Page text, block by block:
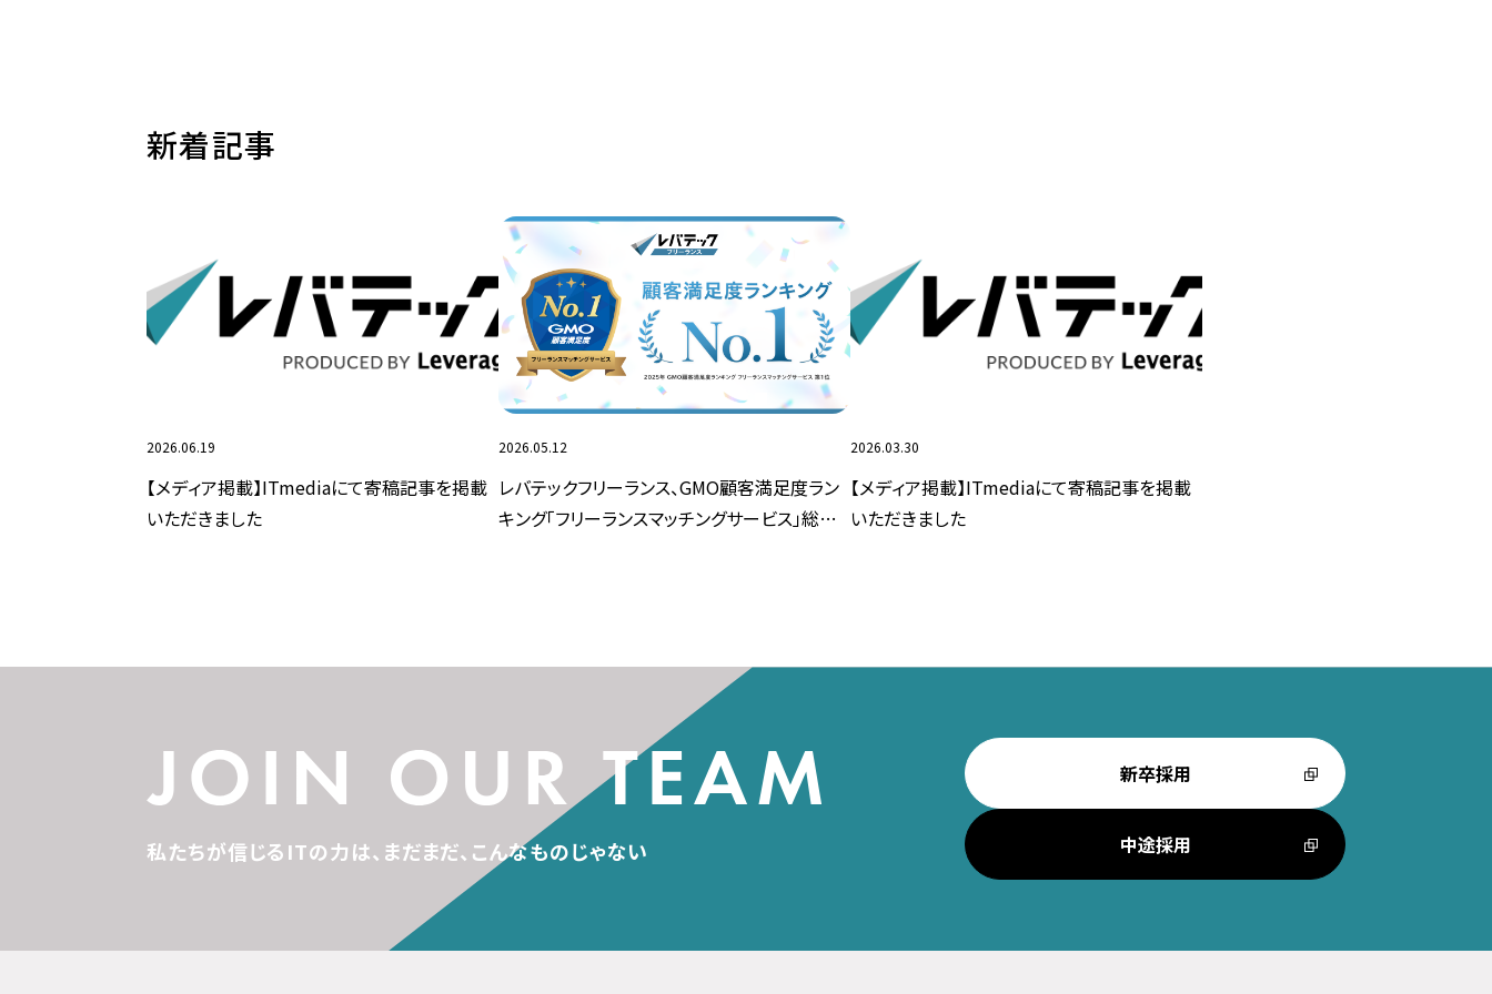
新着記事
2026.06.19
【メディア掲載】ITmediaにて寄稿記事を掲載
いただきました
2026.05.12
レバテックフリーランス、GMO顧客満足度ラン
キング「フリーランスマッチングサービス」総合1
2026.03.30
【メディア掲載】ITmediaにて寄稿記事を掲載
いただきました
私たちが信じるITの力は、 まだまだ、こんなものじゃない
新卒採用
中途採用